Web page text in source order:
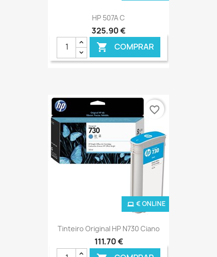
HP 507A C
325,90 €
 COMPRAR
Tinteiro Original HP N730 Ciano
111,70 €
€ ONLINE
favorite_border